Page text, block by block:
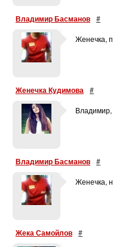
Владимир Басманов #
Женечка,
Женечка Кудимова #
Владимир,
Владимир Басманов #
Женечка,
Жека Самойлов #